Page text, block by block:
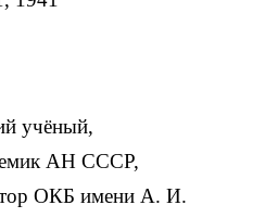
учёный,
АН СССР,
ОКБ имени А. И.